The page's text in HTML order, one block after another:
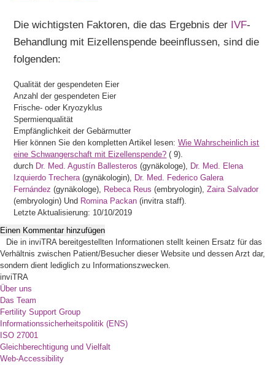
Die wichtigsten Faktoren, die das Ergebnis der IVF-
Behandlung mit Eizellenspende beeinflussen, sind die
folgenden:
Qualität der gespendeten Eier
Anzahl der gespendeten Eier
Frische- oder Kryozyklus
Spermienqualität
Empfänglichkeit der Gebärmutter
Hier können Sie den kompletten Artikel lesen:Wie Wahrscheinlich ist
eine Schwangerschaft mit Eizellenspende? ( 9).
durch Dr. Med. Agustín Ballesteros (gynäkologe), Dr. Med. Elena
Izquierdo Trechera(gynäkologin), Dr. Med. Federico Galera
Fernández (gynäkologe), Rebeca Reus (embryologin),Zaira Salvador
(embryologin) Und Romina Packan (invitra staff).
Letzte Aktualisierung: 10/10/2019
Einen Kommentar hinzufügen
Die in inviTRA bereitgestellten Informationen stellt keinen Ersatz für das
Verhältnis zwischen Patient/Besucher dieser Website und dessen Arzt dar,
sondern dient lediglich zu Informationszwecken.
inviTRA
Über uns
Das Team
Fertility Support Group
Informationssicherheitspolitik (ENS)
ISO 27001
Gleichberechtigung und Vielfalt
Web-Accessibility